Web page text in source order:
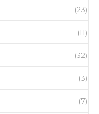
(23)
(11)
(32)
(3)
(7)